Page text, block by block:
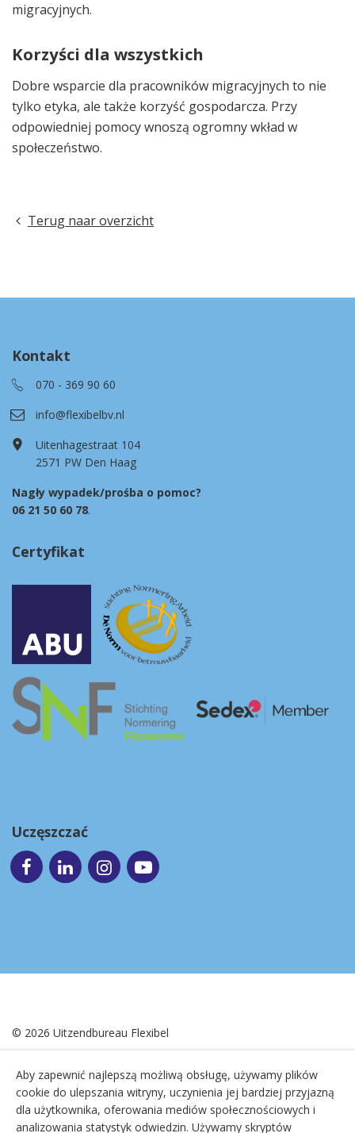
Aby zapewnić najlepszą możliwą obsługę, używamy plików
cookie do ulepszania witryny, uczynienia jej bardziej przyjazną
dla użytkownika, oferowania mediów społecznościowych i
analizowania statystyk odwiedzin. Używamy skryptów
migracyjnych.
Korzyści dla wszystkich
Dobre wsparcie dla pracowników migracyjnych to nie
tylko etyka, ale także korzyść gospodarcza. Przy
odpowiedniej pomocy wnoszą ogromny wkład w
społeczeństwo.
Terug naar overzicht
Kontakt
070 - 369 90 60
info@flexibelbv.nl
Uitenhagestraat 104
2571 PW Den Haag
Nagły wypadek/prośba o pomoc?
06 21 50 60 78.
Certyfikat
Uczęszczać
© 2026 Uitzendbureau Flexibel
Regulamin |Ciasteczka|Zastrzeżenie|Polityka|Mapa
witryny